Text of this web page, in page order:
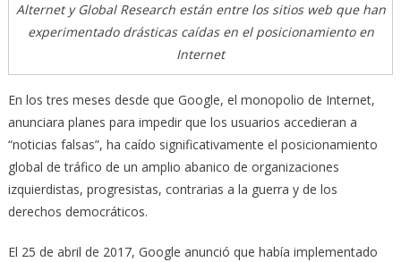
Alternet y Global Research están entre los sitios web que han
experimentado drásticas caídas en el posicionamiento en
Internet
En los tres meses desde que Google, el monopolio de Internet,
anunciara planes para impedir que los usuarios accedieran a
“noticias falsas”, ha caído significativamente el posicionamiento
global de tráfico de un amplio abanico de organizaciones
izquierdistas, progresistas, contrarias a la guerra y de los
derechos democráticos.
El 25 de abril de 2017, Google anunció que había implementado